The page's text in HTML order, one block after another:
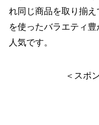
れ同じ商品を取り揃
を使ったバラエティ
人気です。
＜スポ